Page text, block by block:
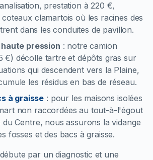
prestation à 220 €,
clamartois où les racines des
dans les conduites de pavillon.
pression : notre camion
€) décolle tartre et dépôts gras sur
qui descendent vers la Plaine,
les résidus en bas de réseau.
à graisse : pour les maisons isolées
non raccordées au tout-à-l'égout
Centre, nous assurons la vidange
fosses et des bacs à graisse.
par un diagnostic et une